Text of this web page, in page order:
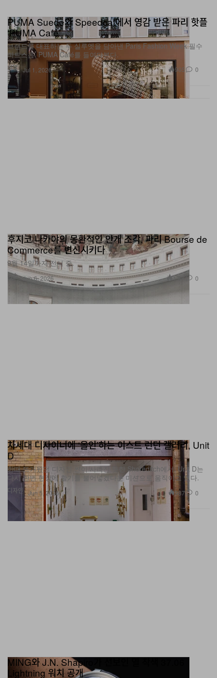
신발
PUMA Suede와 Speedcat에서 영감 받은 파리 핫플
‘PUMA Café’
브랜드를 대표하는 두 실루엣을 담아낸 Paris Fashion Week 필수
피트스톱, PUMA Café를 들여다본다.
Jul 1, 2026 905 0
미술
후지코 나카야의 몽환적인 안개 조각, 파리 Bourse de
Commerce를 변신시키다
9월 14일까지 전시 중.
Jun 6, 2026 1.8K 0
디자인
차세대 디자이너에 ‘올인’하는 이스트 런던 갤러리, Unit
D
한때 뜨거웠던 디자인 씬이 사라진 듯한 Shoreditch에서, Unit D는
다시 한번 현장에 활기를 불어넣겠다는 미션으로 움직이고 있다.
Jun 5, 2026 987 0
MING와 J.N. Shapiro가 선보인 열 착색 37.06
Lightning 워치 공개